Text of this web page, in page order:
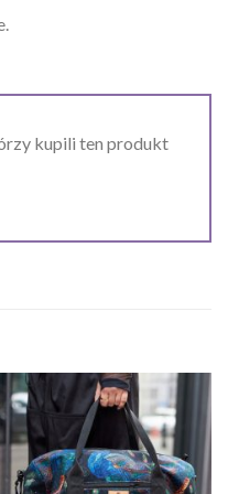
kupili ten produkt